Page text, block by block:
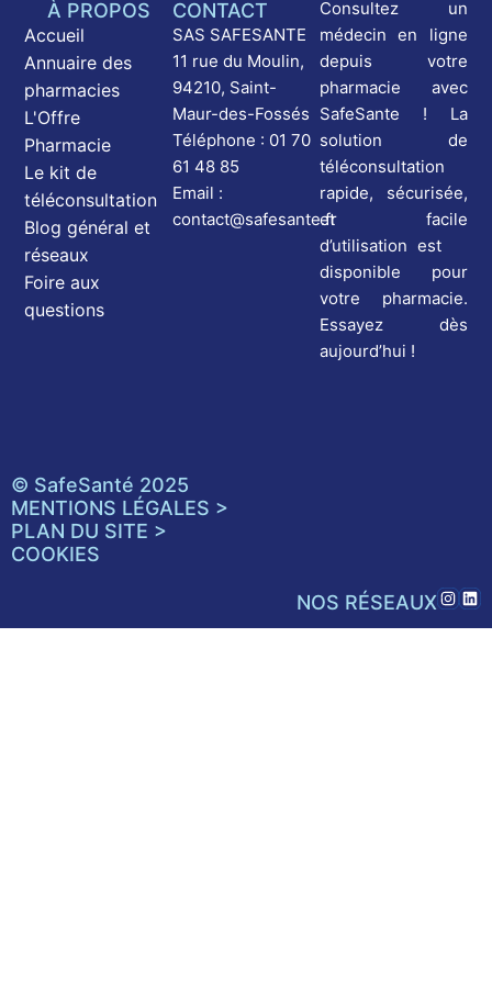
Consultez un
médecin en ligne
depuis votre
pharmacie avec
SafeSante ! La
solution de
téléconsultation
rapide, sécurisée,
et facile
d’utilisation est
disponible pour
votre pharmacie.
Essayez dès
aujourd’hui !
CONTACT
SAS SAFESANTE
11 rue du Moulin,
94210, Saint-
Maur-des-Fossés
Téléphone : 01 70
61 48 85
Email :
contact@safesante.fr
À PROPOS
Accueil
Annuaire des
pharmacies
L'Offre
Pharmacie
Le kit de
téléconsultation
Blog général et
réseaux
Foire aux
questions
© SafeSanté 2025
MENTIONS LÉGALES >
PLAN DU SITE >
COOKIES
NOS RÉSEAUX